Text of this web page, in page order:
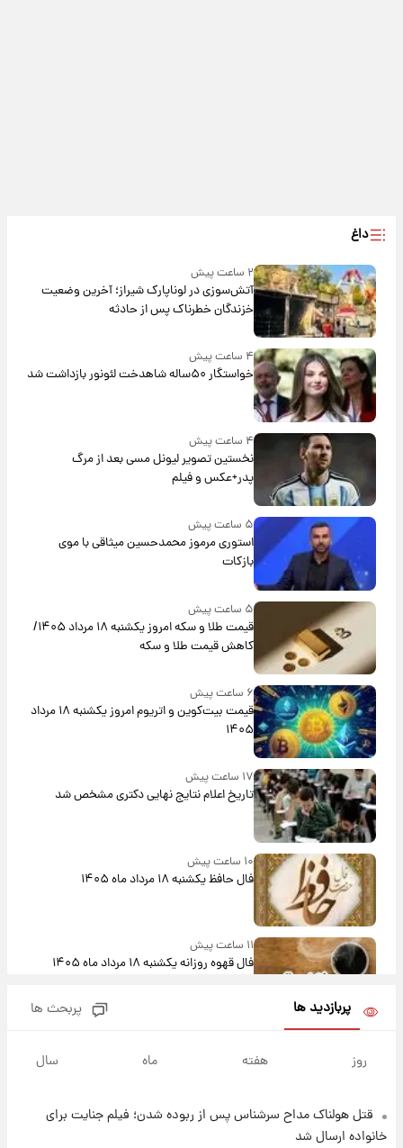
داغ
۲ ساعت پیش
آتش‌سوزی در لوناپارک شیراز؛ آخرین وضعیت
خزندگان خطرناک پس از حادثه
۴ ساعت پیش
خواستگار ۵۰ساله شاهدخت لئونور بازداشت شد
نخستین تصویر لیونل مسی بعد از مرگ
پدر+عکس و فیلم
۵ ساعت پیش
استوری مرموز محمدحسین میثاقی با موی
بازکات
۵ ساعت پیش
قیمت طلا و سکه امروز یکشنبه ۱۸ مرداد ۱۴۰۵/
کاهش قیمت طلا و سکه
۶ ساعت پیش
قیمت بیت‌کوین و اتریوم امروز یکشنبه ۱۸ مرداد
۱۴۰۵
۱۷ ساعت پیش
تاریخ اعلام نتایج نهایی دکتری مشخص شد
۱۰ ساعت پیش
فال حافظ یکشنبه ۱۸ مرداد ماه ۱۴۰۵
۱۱ ساعت پیش
فال قهوه روزانه یکشنبه ۱۸ مرداد ماه ۱۴۰۵
۱۹ ساعت پیش
پربازدید ها پربحث ها
روز هفته ماه سال
قتل هولناک مداح سرشناس پس از ربوده شدن؛ فیلم جنایت برای
خانواده ارسال شد